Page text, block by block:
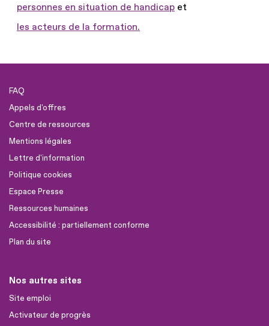
personnes en situation de handicap et
les acteurs de la formation.
FAQ
Appels d'offres
Centre de ressources
Mentions légales
Lettre d'information
Politique cookies
Espace Presse
Ressources humaines
Accessibilité : partiellement conforme
Plan du site
Nos autres sites
Site emploi
Activateur de progrès